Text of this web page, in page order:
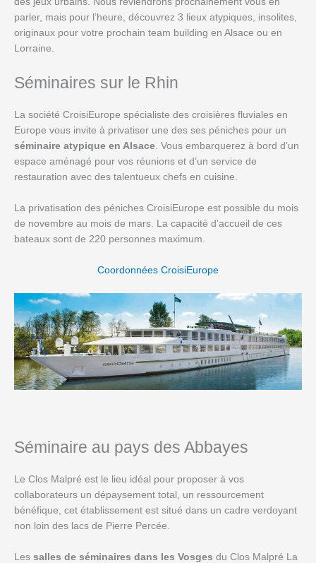
parler, mais pour l’heure, découvrez 3 lieux atypiques, insolites,
originaux pour votre prochain team building en Alsace ou en
Lorraine.
Séminaires sur le Rhin
La société CroisiEurope spécialiste des croisières fluviales en
Europe vous invite à privatiser une des ses péniches pour un
séminaire atypique en Alsace . Vous embarquerez à bord d’un
espace aménagé pour vos réunions et d’un service de
restauration avec des talentueux chefs en cuisine.
La privatisation des péniches CroisiEurope est possible du mois
de novembre au mois de mars. La capacité d’accueil de ces
bateaux sont de 220 personnes maximum.
Coordonnées CroisiEurope
Séminaire au pays des Abbayes
Le Clos Malpré est le lieu idéal pour proposer à vos
collaborateurs un dépaysement total, un ressourcement
bénéfique, cet établissement est situé dans un cadre verdoyant
non loin des lacs de Pierre Percée.
Les salles de séminaires dans les Vosges du Clos Malpré La